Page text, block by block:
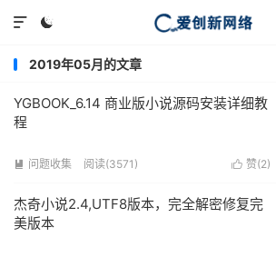


2019年05月的文章
YGBOOK_6.14 商业版小说源码安装详细教
程
 赞(2)
 问题收集 阅读(3571)
杰奇小说2.4,UTF8版本，完全解密修复完
美版本